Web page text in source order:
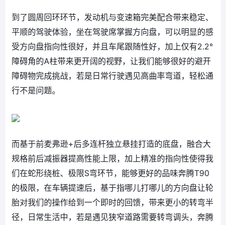
到了圆周回环环节，发动机与变速箱完美配合带来稳定、
平顺的驾驶体验，坐在驾驶席掌握方向盘，可以明显的感
受方向盘指向性很好，并且车尾跟随性好，加上仅有2.2°
障碍角的A柱带来更开阔的视野，让我们能够很好的避开
障碍物完成挑战，若是日常行驶遇见高曲率弯道，轻松通
行不是问题。
而基于前麦弗逊+后多连杆独立悬挂打造的底盘，融合大
规格前后减振器提高性能上限，加上精准的指向性使得我
们在蛇形绕桩、极限S弯环节，能够更好的品味奔腾T90
的极限，在车辆提速后，基于指哪儿打哪儿的方向盘让轮
胎对我们的操作给到一个即时的回馈，带来更小的转弯半
径，日常生活中，若是遇见狭窄道路需要转弯调头，奔腾